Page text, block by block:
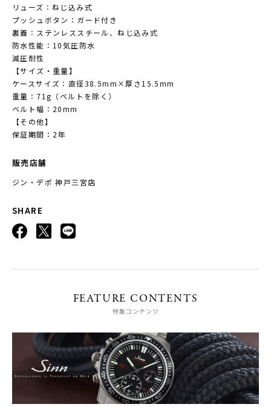
リューズ：ねじ込み式
プッシュボタン：ガード付き
裏蓋：ステンレススチール、ねじ込み式
防水性能：10気圧防水
減圧耐性
【サイズ・重量】
ケースサイズ：直径38.5mm×厚さ15.5mm
重量：71g（ベルトを除く）
ベルト幅：20mm
【その他】
保証期間：2年
販売店舗
ジン・デポ 神戸三宮店
SHARE
FEATURE CONTENTS
特集コンテンツ